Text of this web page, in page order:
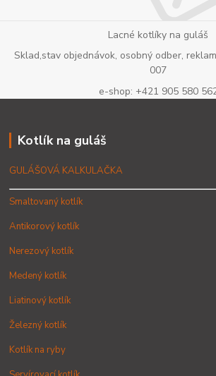
Lacné kotlíky na guláš
Sklad,stav objednávok, osobný odber,
007
e-shop: +421 905 580
Kotlík na guláš
GULÁŠOVÁ KALKULAČKA
Smaltovaný kotlík
Antikorový kotlík
Nerezový kotlík
Medený kotlík
Liatinový kotlík
Železný kotlík
Kotlík na ryby